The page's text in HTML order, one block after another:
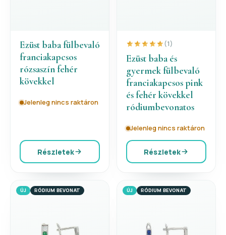
Ezüst baba fülbevaló
franciakapcsos
rózsaszín fehér
kövekkel
Jelenleg nincs raktáron
Részletek
(1)
Ezüst baba és
gyermek fülbevaló
franciakapcsos pink
és fehér kövekkel
ródiumbevonatos
Jelenleg nincs raktáron
Részletek
ÚJ RÓDIUM BEVONAT ÚJ RÓDIUM BEVONAT